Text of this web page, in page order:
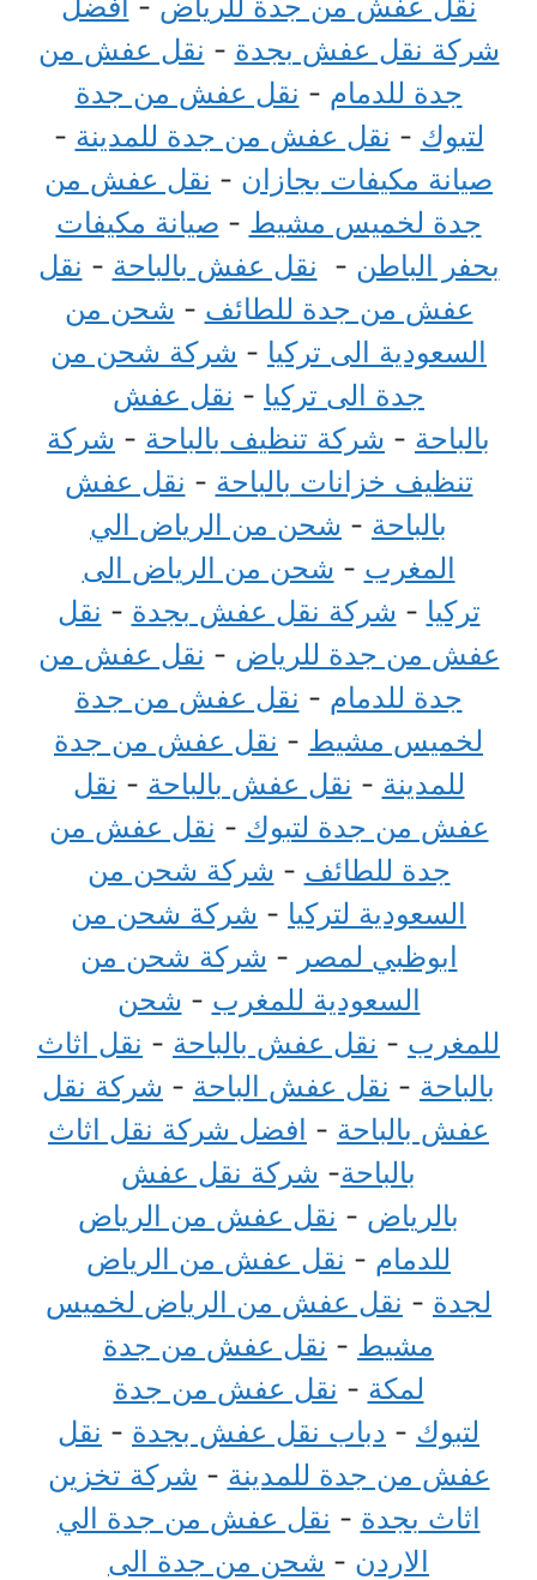
شركة نقل عفش بجدة - نقل عفش من
جدة للدمام - نقل عفش من جدة
لتبوك - نقل عفش من جدة للمدينة -
صيانة مكيفات بجازان - نقل عفش من
جدة لخميس مشيط - صيانة مكيفات
بحفر الباطن - نقل عفش بالباحة - نقل
عفش من جدة للطائف - شحن من
السعودية الى تركيا - شركة شحن من
جدة الى تركيا - نقل عفش
بالباحة - شركة تنظيف بالباحة - شركة
تنظيف خزانات بالباحة - نقل عفش
بالباحة - شحن من الرياض الي
المغرب - شحن من الرياض الى
تركيا - شركة نقل عفش بجدة - نقل
عفش من جدة للرياض - نقل عفش من
جدة للدمام - نقل عفش من جدة
لخميس مشيط - نقل عفش من جدة
للمدينة - نقل عفش بالباحة - نقل
عفش من جدة لتبوك - نقل عفش من
جدة للطائف - شركة شحن من
السعودية لتركيا - شركة شحن من
ابوظبي لمصر - شركة شحن من
السعودية للمغرب - شحن
للمغرب - نقل عفش بالباحة - نقل اثاث
بالباحة - نقل عفش الباحة - شركة نقل
عفش بالباحة - افضل شركة نقل اثاث
بالباحة- شركة نقل عفش
بالرياض - نقل عفش من الرياض
للدمام - نقل عفش من الرياض
لجدة - نقل عفش من الرياض لخميس
مشيط - نقل عفش من جدة
لمكة - نقل عفش من جدة
لتبوك - دباب نقل عفش بجدة - نقل
عفش من جدة للمدينة - شركة تخزين
اثاث بجدة - نقل عفش من جدة الي
الاردن - شحن من جدة الى